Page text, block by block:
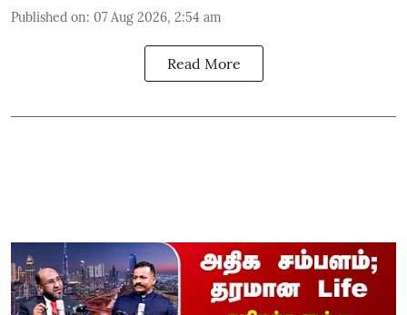
Published on: 07 Aug 2026, 2:54 am
Read More